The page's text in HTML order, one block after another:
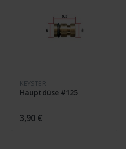
KEYSTER
Hauptdüse #125
3,90 €